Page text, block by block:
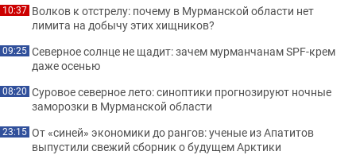
10:37 Волков к отстрелу: почему в Мурманской области нет
лимита на добычу этих хищников?
09:25 Северное солнце не щадит: зачем мурманчанам SPF-крем
даже осенью
08:20 Суровое северное лето: синоптики прогнозируют ночные
заморозки в Мурманской области
23:15 От «синей» экономики до рангов: ученые из Апатитов
выпустили свежий сборник о будущем Арктики